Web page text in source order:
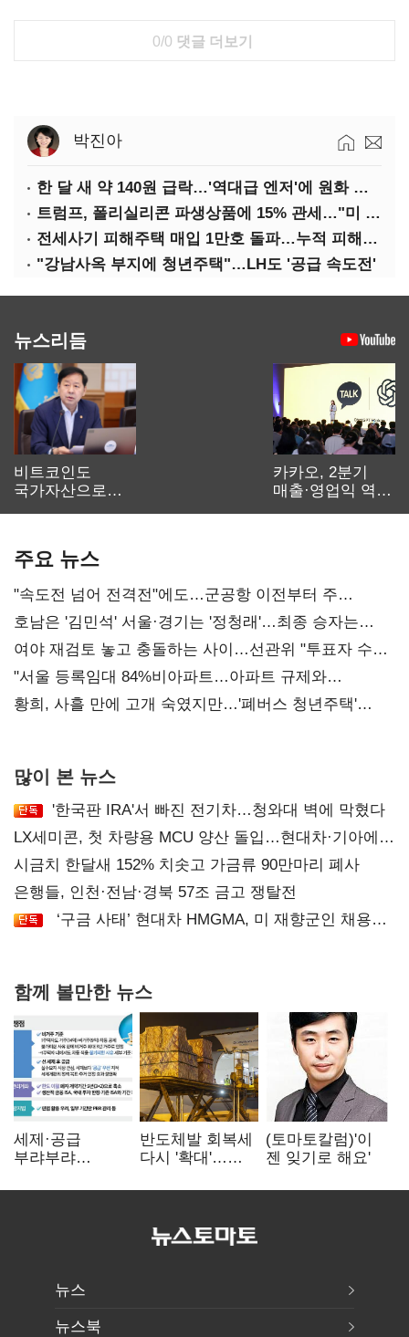
0/0 댓글 더보기
박진아
한 달 새 약 140원 급락…'역대급 엔저'에 원화 변곡점
트럼프, 폴리실리콘 파생상품에 15% 관세…"미 산업 재건"
전세사기 피해주택 매입 1만호 돌파…누적 피해자 4만278명
"강남사옥 부지에 청년주택"…LH도 '공급 속도전'
뉴스리듬
비트코인도
국가자산으로…'
카카오, 2분기
매출·영업익 역대
주요 뉴스
"속도전 넘어 전격전"에도…군공항 이전부터 주
52시간까지 '뇌관'
호남은 '김민석' 서울·경기는 '정청래'…최종 승자는
'안갯속'
여야 재검토 놓고 충돌하는 사이…선관위 "투표자 수
오차 당연"
"서울 등록임대 84%비아파트…아파트 규제와
달리해야"
황희, 사흘 만에 고개 숙였지만…'폐버스 청년주택'
많이 본 뉴스
'한국판 IRA'서 빠진 전기차…청와대 벽에 막혔다
LX세미콘, 첫 차량용 MCU 양산 돌입…현대차·기아에
공급
시금치 한달새 152% 치솟고 가금류 90만마리 폐사
은행들, 인천·전남·경북 57조 금고 쟁탈전
‘구금 사태’ 현대차 HMGMA, 미 재향군인 채용
함께 볼만한 뉴스
세제·공급
부랴부랴
김윤덕' 책임론
반도체발 회복세
다시 '확대'…
5.8% 반등
(토마토칼럼)'이
젠 잊기로 해요'
뉴스
뉴스북